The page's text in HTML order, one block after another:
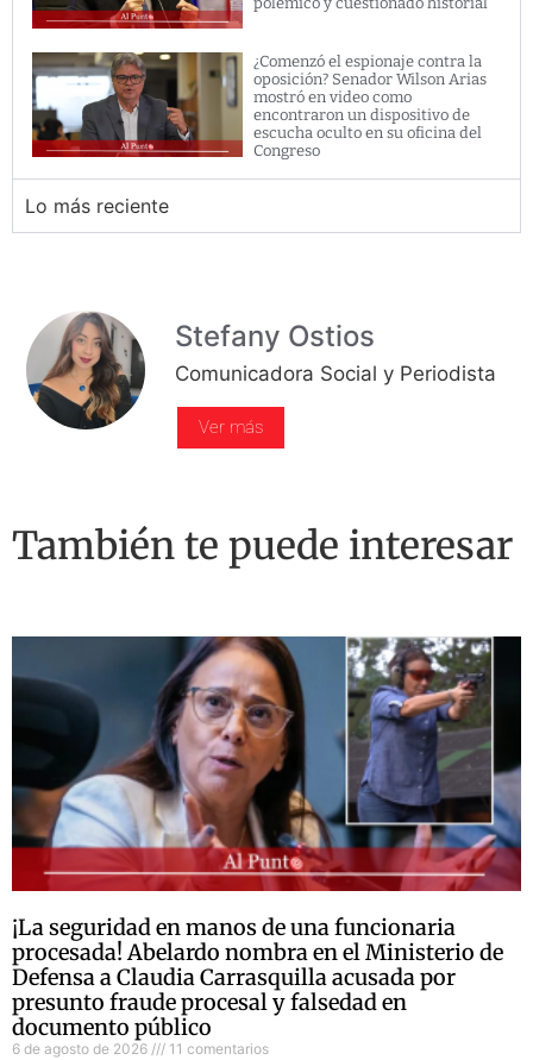
¿Comenzó el espionaje contra la
oposición? Senador Wilson Arias
mostró en video como
encontraron un dispositivo de
escucha oculto en su oficina del
Congreso
Lo más reciente
Stefany Ostios
Comunicadora Social y Periodista
Ver más
También te puede interesar
¡La seguridad en manos de una funcionaria
procesada! Abelardo nombra en el Ministerio de
Defensa a Claudia Carrasquilla acusada por
presunto fraude procesal y falsedad en
documento público
6 de agosto de 2026 11 comentarios